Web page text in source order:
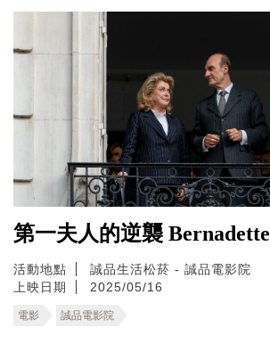
第一夫人的逆襲 Bernadette
活動地點
誠品生活松菸 - 誠品電影院
上映日期
2025/05/16
電影 誠品電影院